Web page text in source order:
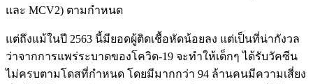
และ MCV2) ตามกำหนด
แต่ถึงแม้ในปี 2563 นี้มียอดผู้ติดเชื้อหัดน้อยลง แต่เป็นที่น่ากังวล
ว่าจากการแพร่ระบาดของโควิด-19 จะทำให้เด็กๆ ได้รับวัคซีน
ไม่ครบตามโดสที่กำหนด โดยมีมากกว่า 94 ล้านคนมีความเสี่ยง